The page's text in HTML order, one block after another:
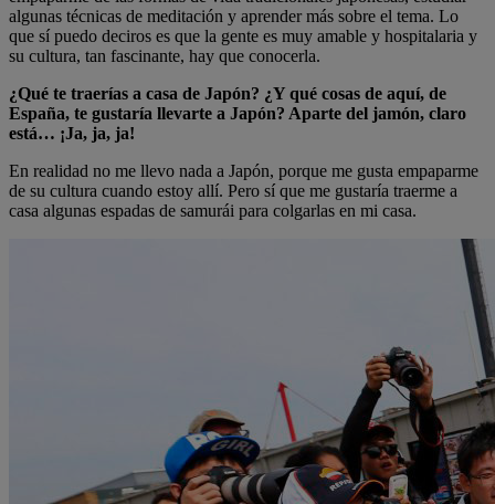
algunas técnicas de meditación y aprender más sobre el tema. Lo
que sí puedo deciros es que la gente es muy amable y hospitalaria y
su cultura, tan fascinante, hay que conocerla.
¿Qué te traerías a casa de Japón? ¿Y qué cosas de aquí, de
España, te gustaría llevarte a Japón? Aparte del jamón, claro
está… ¡Ja, ja, ja!
En realidad no me llevo nada a Japón, porque me gusta empaparme
de su cultura cuando estoy allí. Pero sí que me gustaría traerme a
casa algunas espadas de samurái para colgarlas en mi casa.